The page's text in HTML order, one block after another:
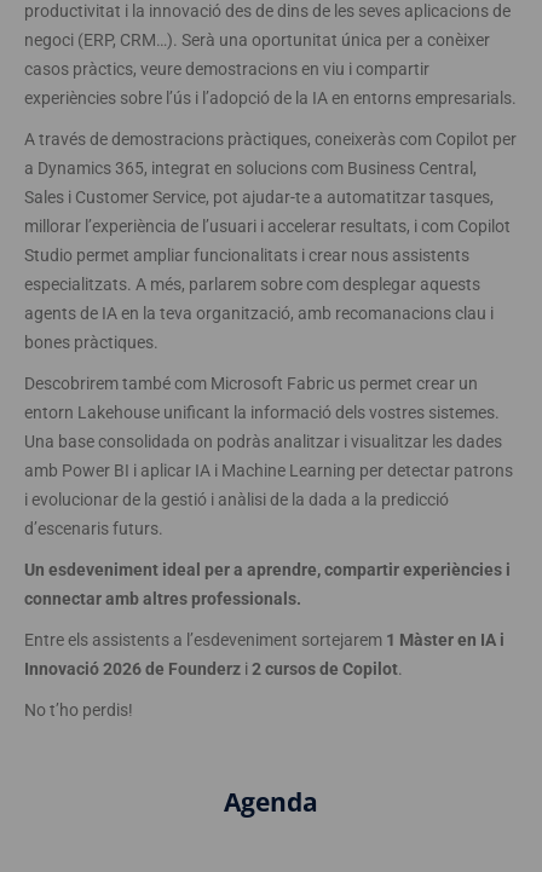
productivitat i la innovació des de dins de les seves aplicacions de
negoci (ERP, CRM…). Serà una oportunitat única per a conèixer
casos pràctics, veure demostracions en viu i compartir
experiències sobre l’ús i l’adopció de la IA en entorns empresarials.
A través de demostracions pràctiques, coneixeràs com Copilot per
a Dynamics 365, integrat en solucions com Business Central,
Sales i Customer Service, pot ajudar-te a automatitzar tasques,
millorar l’experiència de l’usuari i accelerar resultats, i com Copilot
Studio permet ampliar funcionalitats i crear nous assistents
especialitzats. A més, parlarem sobre com desplegar aquests
agents de IA en la teva organització, amb recomanacions clau i
bones pràctiques.
Descobrirem també com Microsoft Fabric us permet crear un
entorn Lakehouse unificant la informació dels vostres sistemes.
Una base consolidada on podràs analitzar i visualitzar les dades
amb Power BI i aplicar IA i Machine Learning per detectar patrons
i evolucionar de la gestió i anàlisi de la dada a la predicció
d’escenaris futurs.
Un esdeveniment ideal per a aprendre, compartir experiències i
connectar amb altres professionals.
Entre els assistents a l’esdeveniment sortejarem 1 Màster en IA i
Innovació 2026 de Founderz i2 cursos de Copilot.
No t’ho perdis!
Agenda